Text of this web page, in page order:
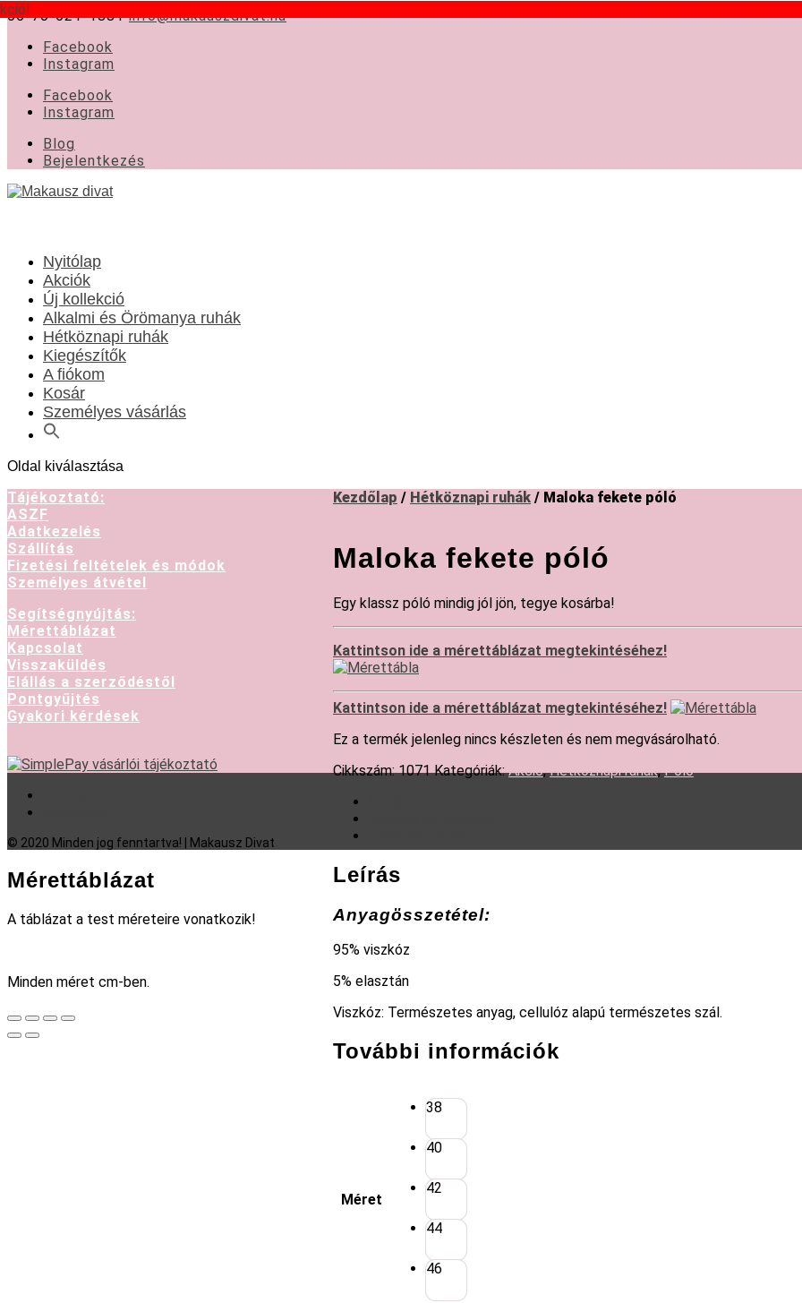
06-70-621-1881 info@makauszdivat.hu
Facebook
Instagram
Facebook
Instagram
Blog
Bejelentkezés
Nyitólap
Akciók
Új kollekció
Alkalmi és Örömanya ruhák
Hétköznapi ruhák
Kiegészítők
A fiókom
Kosár
Személyes vásárlás
Oldal kiválasztása
Kezdőlap / Hétköznapi ruhák / Maloka fekete póló
Maloka fekete póló
Egy klassz póló mindig jól jön, tegye kosárba!
Kattintson ide a mérettáblázat megtekintéséhez!
Kattintson ide a mérettáblázat megtekintéséhez!
Ez a termék jelenleg nincs készleten és nem megvásárolható.
Cikkszám:1071 Kategóriák:Akció,Hétköznapi ruhák,Póló
Leírás
Anyagösszetétel:
95% viszkóz
5% elasztán
Viszkóz: Természetes anyag, cellulóz alapú természetes szál.
További információk
Méret
38
40
42
44
46
Tájékoztató:
ASZF
Adatkezelés
Szállítás
Fizetési feltételek és módok
Személyes átvétel
Segítségnyújtás:
Mérettáblázat
Kapcsolat
Visszaküldés
Elállás a szerződéstől
Pontgyűjtés
Gyakori kérdések
© 2020 Minden jog fenntartva! | Makausz Divat
Mérettáblázat
A táblázat a test méreteire vonatkozik!
Minden méret cm-ben.